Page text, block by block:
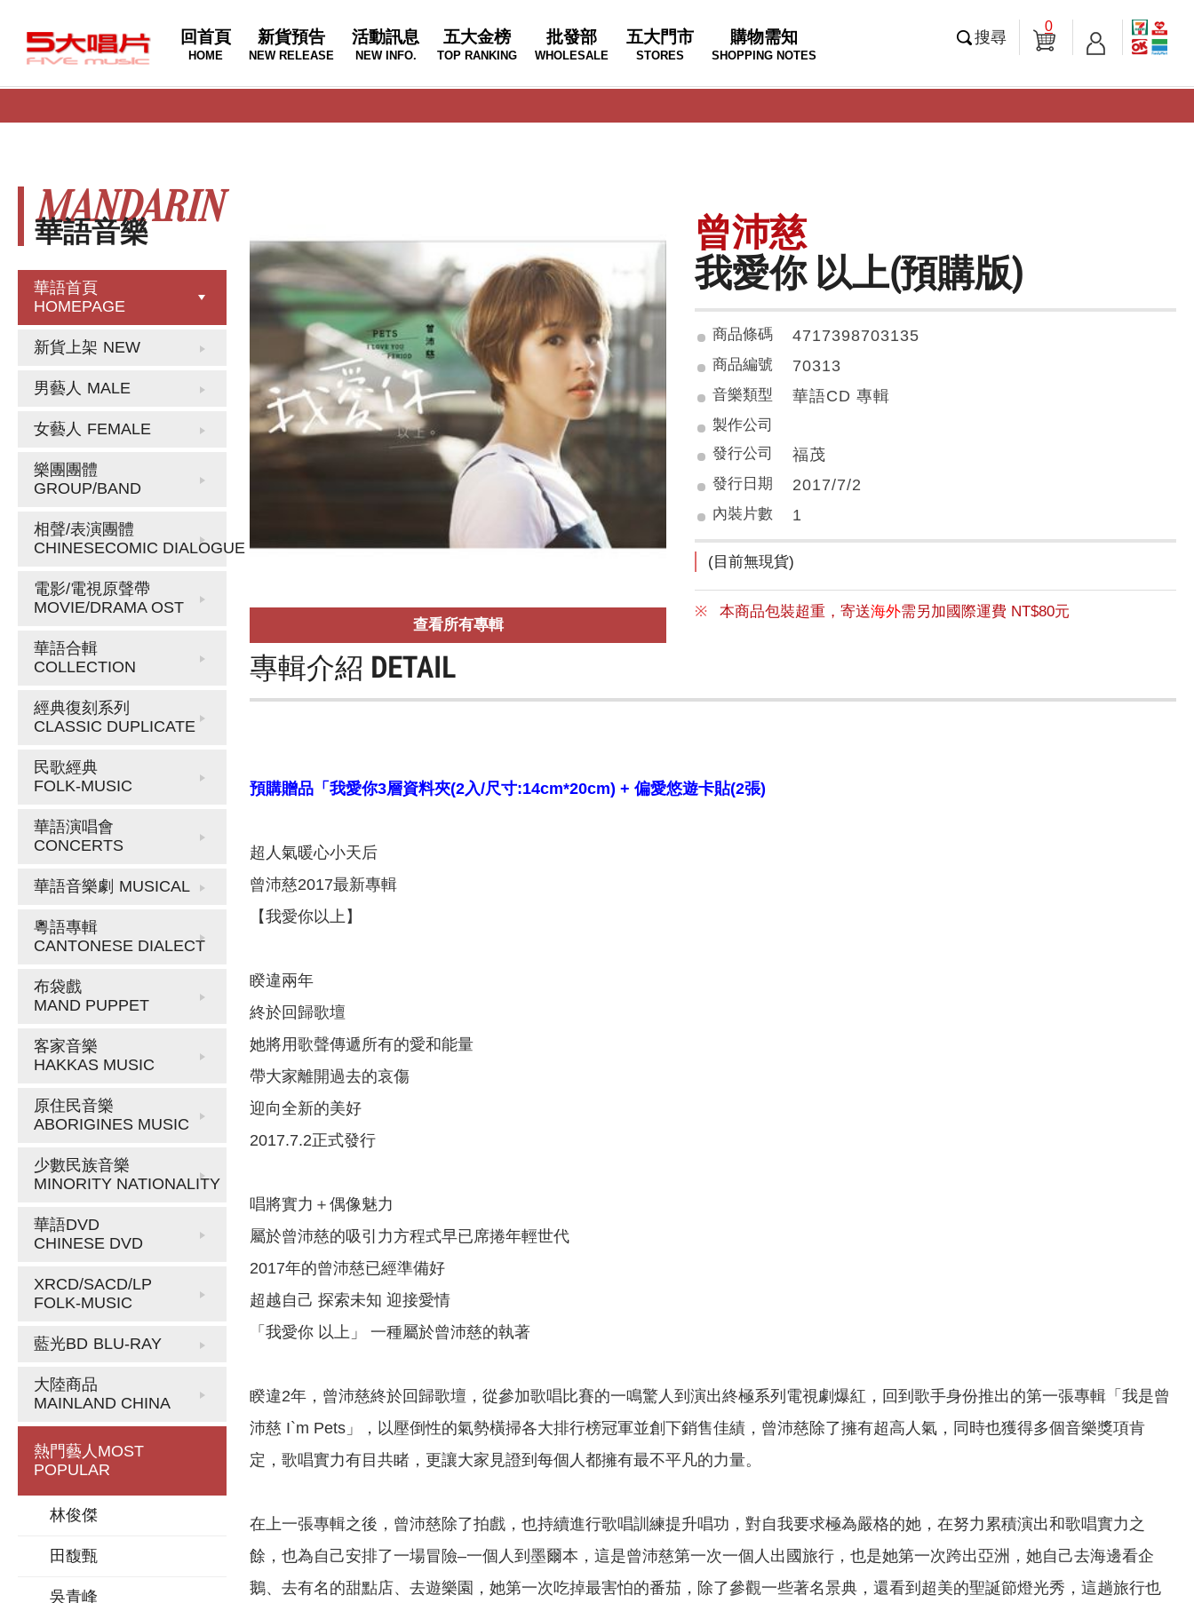
回首頁
HOME
新貨預告
NEW RELEASE
活動訊息
NEW INFO.
五大金榜
TOP RANKING
批發部
WHOLESALE
五大門市
STORES
購物需知
SHOPPING NOTES
搜尋
0
華語音樂
MANDARIN
華語首頁
HOMEPAGE
新貨上架 NEW
男藝人 MALE
女藝人 FEMALE
樂團團體
GROUP/BAND
相聲/表演團體
CHINESECOMIC DIALOGUE
電影/電視原聲帶
MOVIE/DRAMA OST
華語合輯
COLLECTION
經典復刻系列
CLASSIC DUPLICATE
民歌經典
FOLK-MUSIC
華語演唱會
CONCERTS
華語音樂劇 MUSICAL
粵語專輯
CANTONESE DIALECT
布袋戲
MAND PUPPET
客家音樂
HAKKAS MUSIC
原住民音樂
ABORIGINES MUSIC
少數民族音樂
MINORITY NATIONALITY
華語DVD
CHINESE DVD
XRCD/SACD/LP
FOLK-MUSIC
藍光BD BLU-RAY
大陸商品
MAINLAND CHINA
熱門藝人 MOST
POPULAR
林俊傑
田馥甄
吳青峰
查看所有專輯
曾沛慈
我愛你 以上(預購版)
商品條碼 4717398703135
商品編號 70313
音樂類型 華語CD 專輯
製作公司
發行公司
福茂
發行日期 2017/7/2
內裝片數 1
(目前無現貨)
本商品包裝超重，寄送海外需另加國際運費 NT$80元
專輯介紹 DETAIL
預購贈品「我愛你3層資料夾(2入/尺寸:14cm*20cm) + 偏愛悠遊卡貼(2張)
超人氣暖心小天后
曾沛慈2017最新專輯
【我愛你以上】
睽違兩年
終於回歸歌壇
她將用歌聲傳遞所有的愛和能量
帶大家離開過去的哀傷
迎向全新的美好
2017.7.2正式發行
唱將實力＋偶像魅力
屬於曾沛慈的吸引力方程式早已席捲年輕世代
2017年的曾沛慈已經準備好
超越自己 探索未知 迎接愛情
「我愛你 以上」 一種屬於曾沛慈的執著
睽違2年，曾沛慈終於回歸歌壇，從參加歌唱比賽的一鳴驚人到演出終極系列電視劇爆紅，回到歌手身份推出的第一張專輯「我是曾
沛慈 I`m Pets」，以壓倒性的氣勢橫掃各大排行榜冠軍並創下銷售佳績，曾沛慈除了擁有超高人氣，同時也獲得多個音樂獎項肯
定，歌唱實力有目共睹，更讓大家見證到每個人都擁有最不平凡的力量。
在上一張專輯之後，曾沛慈除了拍戲，也持續進行歌唱訓練提升唱功，對自我要求極為嚴格的她，在努力累積演出和歌唱實力之
餘，也為自己安排了一場冒險–一個人到墨爾本，這是曾沛慈第一次一個人出國旅行，也是她第一次跨出亞洲，她自己去海邊看企
鵝、去有名的甜點店、去遊樂園，她第一次吃掉最害怕的番茄，除了參觀一些著名景典，還看到超美的聖誕節燈光秀，這趟旅行也